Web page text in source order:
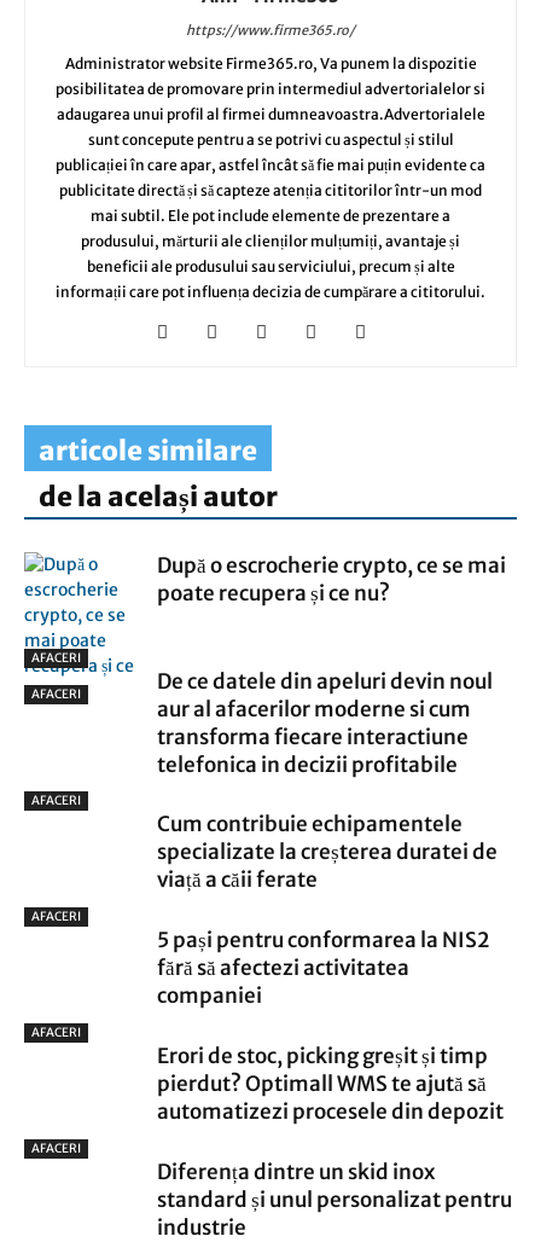
https://www.firme365.ro/
Administrator website Firme365.ro, Va punem la dispozitie
posibilitatea de promovare prin intermediul advertorialelor si
adaugarea unui profil al firmei dumneavoastra.Advertorialele
sunt concepute pentru a se potrivi cu aspectul și stilul
publicației în care apar, astfel încât să fie mai puțin evidente ca
publicitate directă și să capteze atenția cititorilor într-un mod
mai subtil. Ele pot include elemente de prezentare a
produsului, mărturii ale clienților mulțumiți, avantaje și
beneficii ale produsului sau serviciului, precum și alte
informații care pot influența decizia de cumpărare a cititorului.
articole similare
de la același autor
AFACERI
După o escrocherie crypto, ce se mai
poate recupera și ce nu?
AFACERI
De ce datele din apeluri devin noul
aur al afacerilor moderne si cum
transforma fiecare interactiune
telefonica in decizii profitabile
AFACERI
Cum contribuie echipamentele
specializate la creșterea duratei de
viață a căii ferate
AFACERI
5 pași pentru conformarea la NIS2
fără să afectezi activitatea
companiei
AFACERI
Erori de stoc, picking greșit și timp
pierdut? Optimall WMS te ajută să
automatizezi procesele din depozit
AFACERI
Diferența dintre un skid inox
standard și unul personalizat pentru
industrie